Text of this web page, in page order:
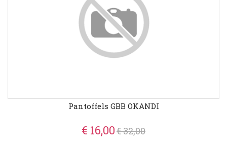
Pantoffels GBB OKANDI
€ 16,00€ 32,00